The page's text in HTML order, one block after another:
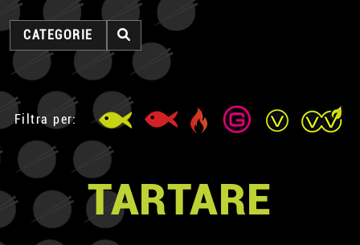
CATEGORIE
Filtra per:
TARTARE